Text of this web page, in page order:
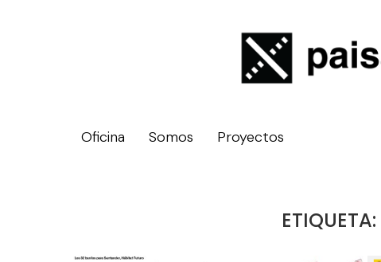
Oficina Somos Proyectos
ETIQUETA: